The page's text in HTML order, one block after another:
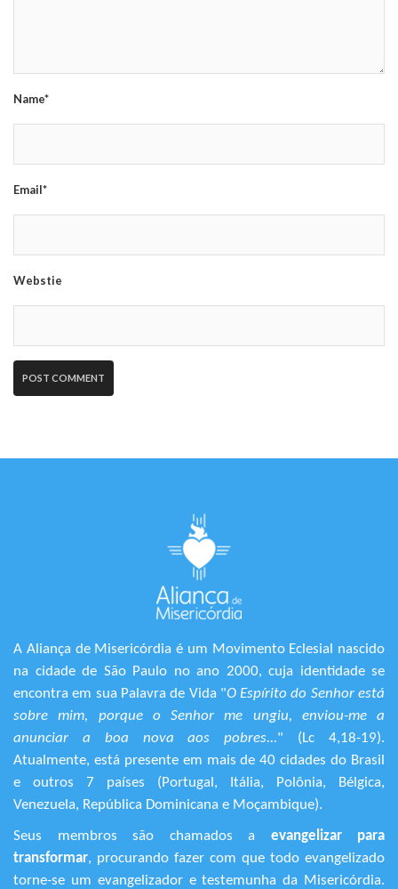
Name*
Email*
Webstie
A Aliança de Misericórdia é um Movimento Eclesial nascido
na cidade de São Paulo no ano 2000, cuja identidade se
encontra em sua Palavra de Vida "O Espírito do Senhor está
sobre mim, porque o Senhor me ungiu, enviou-me a
anunciar a boa nova aos pobres..." (Lc 4,18-19).
Atualmente, está presente em mais de 40 cidades do Brasil
e outros 7 países (Portugal, Itália, Polônia, Bélgica,
Venezuela, República Dominicana e Moçambique).
Seus membros são chamados a evangelizar para
transformar, procurando fazer com que todo evangelizado
torne-se um evangelizador e testemunha da Misericórdia.